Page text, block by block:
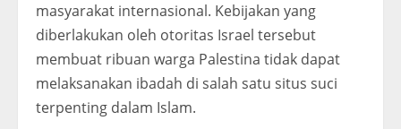
masyarakat internasional. Kebijakan yang
diberlakukan oleh otoritas Israel tersebut
membuat ribuan warga Palestina tidak dapat
melaksanakan ibadah di salah satu situs suci
terpenting dalam Islam.